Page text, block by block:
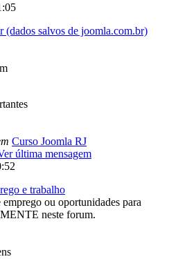
(dados salvos de joomla.com.br)
Curso Joomla RJ
última mensagem
e trabalho
ou oportunidades para
neste forum.